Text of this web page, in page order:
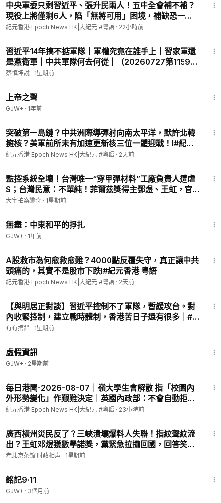
電郵:info@epochhk.com
追蹤我們：
📲手機App：
Android:https://tinyurl.com/3k2rme6z
香港網：
全球網：http://www.epochtimes.com/b5
#香港新聞 #大紀元 #香港大紀元 #大紀元新聞
中央軍委只剩習近平、張升民兩人！五中全會補不補？
現役上將僅剩6人，陷「無將可用」困境，補缺恐一路
拖到2027！l #新視角聽新聞 #紀元香港
紀元香港 Epoch News HK|大紀元 #粵語 · 22小時前
習近平14年搞不掂軍隊｜軍權究竟在誰手上｜習家軍還
是黨衛軍｜中共軍隊何去何從｜（20260727第1159
期）#熱門話題
蔡慎坤說 · 1星期前
上帝之聲
GJW+ · 1年前
突破第一島鏈？中共洲際導彈射向南太平洋，默許北韓
擁核？美軍前所未有加速更新核三位一體迎戰！l#紀元
香港 粵語
紀元香港 Epoch News HK|大紀元 #粵語 · 2天前
監控系統全壞！台灣唯一“穿甲彈材料”工廠負責人遭虐
S；台灣民意：不單純！菲爾茲獎得主鄧煜、王虹，官
媒熱捧，他們卻沒有感謝“祖國”，小粉紅翻車！到底發
大宇拍案驚奇 · 1星期前
無盡：中東和平的掙扎
GJW+ · 1年前
A股救市為何愈救愈難？4000點反覆失守，真正讓中共
頭痛的，其實不是股市下跌l#紀元香港 粵語
紀元香港 Epoch News HK|大紀元 #粵語 · 2天前
【與明居正對談】習近平控制不了軍隊，暫緩攻台。對
內收緊控制，建立戰時體制，香港苦日子還有很多｜#
明居正 #石山 #台海 #香港｜【#有冇搞錯】#粵語 #直
有冇搞錯 · 1星期前
虛假資訊
GJW+ · 2星期前
每日港聞-2026-08-07｜嶺大學生會解散 指「校園內
外形勢變化」作艱難決定｜英國內政部：不會自動拒絕
具「政治動機」定罪BNO簽證申請人｜Danny父母申人
「煙頭」極可能是慘劇元兇｜ #紀時 #Ti
紀元香港 Epoch News HK|大紀元 #粵語 · 23小時前
廣西橫州災民反了？三峽潰壩爆料人失聯！指紋聲紋流
出？王虹邓煜獲數學諾獎，黨緊急拉攏回國，回答笑
噴！旺旺Kimi K3翻車！（老北京茶館/第1696
老北京茶馆 时政相声 · 1星期前
銘記9·11
GJW+ · 3個月前